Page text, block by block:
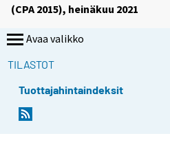
(CPA 2015), heinäkuu 2021
Avaa valikko
TILASTOT
Tuottajahintaindeksit